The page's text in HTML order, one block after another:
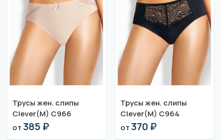
Трусы жен. слипы
Clever(M) C966
от385 ₽
Трусы жен. слипы
Clever(M) C964
от370 ₽